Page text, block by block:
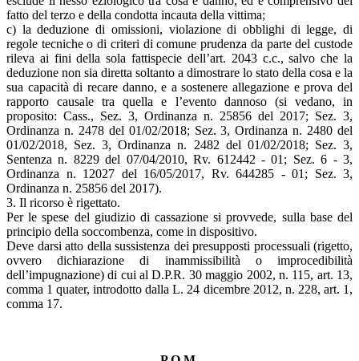
fatto del terzo e della condotta incauta della vittima;
c) la deduzione di omissioni, violazione di obblighi di legge, di
regole tecniche o di criteri di comune prudenza da parte del custode
rileva ai fini della sola fattispecie dell’art. 2043 c.c., salvo che la
deduzione non sia diretta soltanto a dimostrare lo stato della cosa e la
sua capacità di recare danno, e a sostenere allegazione e prova del
rapporto causale tra quella e l’evento dannoso (si vedano, in
proposito: Cass., Sez. 3, Ordinanza n. 25856 del 2017; Sez. 3,
Ordinanza n. 2478 del 01/02/2018; Sez. 3, Ordinanza n. 2480 del
01/02/2018, Sez. 3, Ordinanza n. 2482 del 01/02/2018; Sez. 3,
Sentenza n. 8229 del 07/04/2010, Rv. 612442 - 01; Sez. 6 - 3,
Ordinanza n. 12027 del 16/05/2017, Rv. 644285 - 01; Sez. 3,
Ordinanza n. 25856 del 2017).
3. Il ricorso è rigettato.
Per le spese del giudizio di cassazione si provvede, sulla base del
principio della soccombenza, come in dispositivo.
Deve darsi atto della sussistenza dei presupposti processuali (rigetto,
ovvero dichiarazione di inammissibilità o improcedibilità
dell’impugnazione) di cui al D.P.R. 30 maggio 2002, n. 115, art. 13,
comma 1 quater, introdotto dalla L. 24 dicembre 2012, n. 228, art. 1,
comma 17.